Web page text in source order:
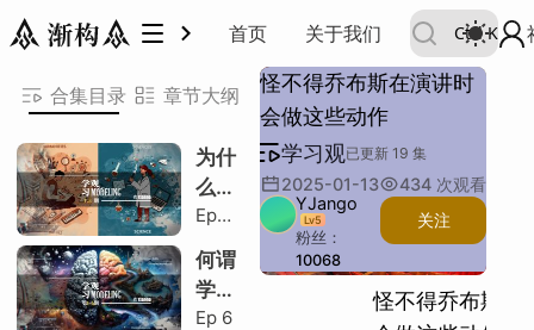
首页 关于我们 Ctrl K
学习观
合集目录 章节大纲
H 1 表达与记忆基础
H 表达的重要性
场景介绍
表达重要性
为什
么有
人擅
长文
科，
有人
Ep
何谓
学
习/
Ep 6
1 表达与记忆基础 3
1 表达与记忆基础
表达的重要性
表达的重要性
记住文稿的常见方式
记住文稿的常见方式
记忆的工作原理
记忆的工作原理
2 稳定记忆策略 2
2 稳定记忆策略
选择稳定的记忆输入
选择稳定的记忆输入
利用场景关联
利用场景关联
3 实战准备技巧 1
3 实战准备技巧
有效准备方式
有效准备方式
场景介绍
场景介绍
表达重要性
表达重要性
表达准备
表达准备
记住文稿
记住文稿
低效背诵
低效背诵
记忆存储
记忆存储
记忆提取机制
记忆提取机制
内部语言干扰
内部语言干扰
专注力不强
专注力不强
稳定信息选择
稳定信息选择
触景生情原理
触景生情原理
演讲记忆法
演讲记忆法
操作步骤
操作步骤
演讲准备
演讲准备
演讲记忆构建
演讲记忆构建
乔布斯方式
乔布斯方式
怪不得乔布斯在演讲时
会做这些动作
学习观已更新 19 集
2025-01-13 434 次观看
YJango
Lv5
粉丝：
10068
关注
4:07
怪不得乔布斯在